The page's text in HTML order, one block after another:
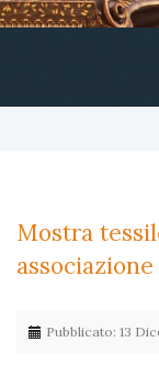
Mostra
Pubblicato: 13